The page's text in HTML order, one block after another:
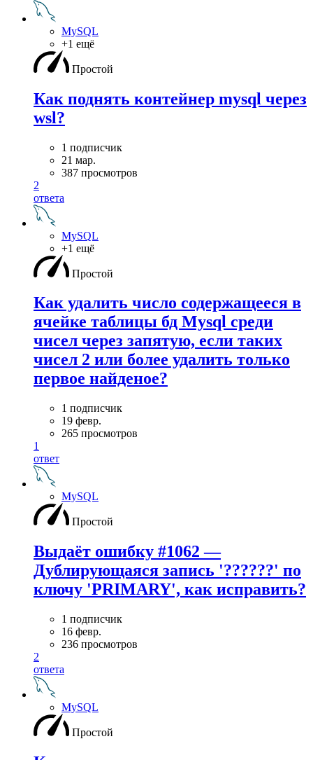
MySQL
+1 ещё
Простой
Как поднять контейнер mysql через
wsl?
1 подписчик
21 мар.
387 просмотров
2
ответа
MySQL
+1 ещё
Простой
Как удалить число содержащееся в
ячейке таблицы бд Mysql среди
чисел через запятую, если таких
чисел 2 или более удалить только
первое найденое?
1 подписчик
19 февр.
265 просмотров
1
ответ
MySQL
Простой
Выдаёт ошибку #1062 —
Дублирующаяся запись '??????' по
ключу 'PRIMARY', как исправить?
1 подписчик
16 февр.
236 просмотров
2
ответа
MySQL
Простой